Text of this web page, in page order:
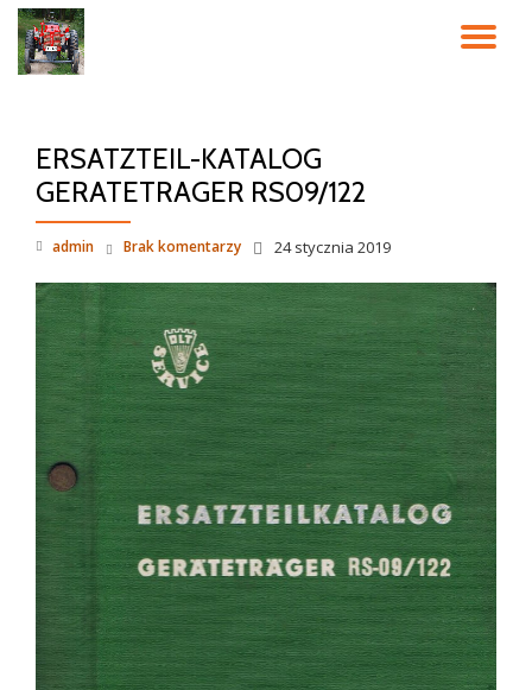
Przeskocz
ERSATZTEIL-KATALOG
GERATETRAGER RS09/122
admin 24 stycznia 2019
Brak komentarzy